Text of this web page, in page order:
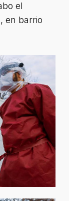
el
en barrio